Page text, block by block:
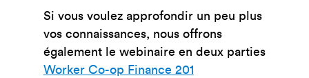
Si vous voulez approfondir un peu plus
vos connaissances, nous offrons
également le webinaire en deux parties
Worker Co-op Finance 201